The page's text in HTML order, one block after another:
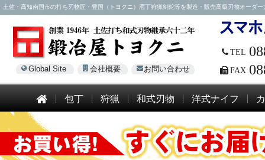
土佐・高知南国市の打ち刃物匠・豊国（トヨクニ）庖丁狩猟剣鉈等を製造・販売高級刃物オーダ
Global Site 会社概要 お問い合わせ
TEL
FAX
包丁 狩猟 和式刃物 洋式ナイフ